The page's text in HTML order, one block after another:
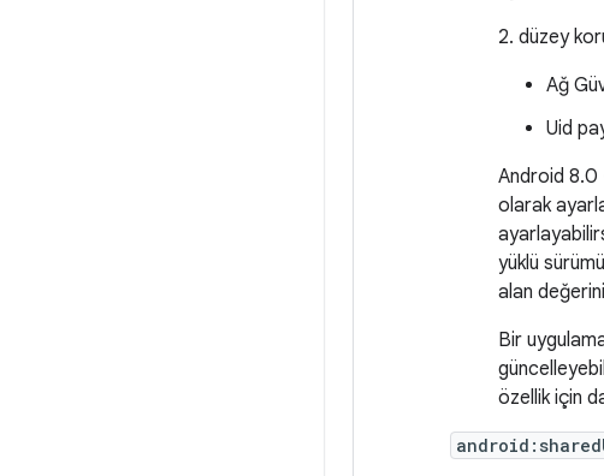
2. düzey
Ağ
Uid
Android 8.0
olarak
yüklü
alan değerini
Bir
özellik için